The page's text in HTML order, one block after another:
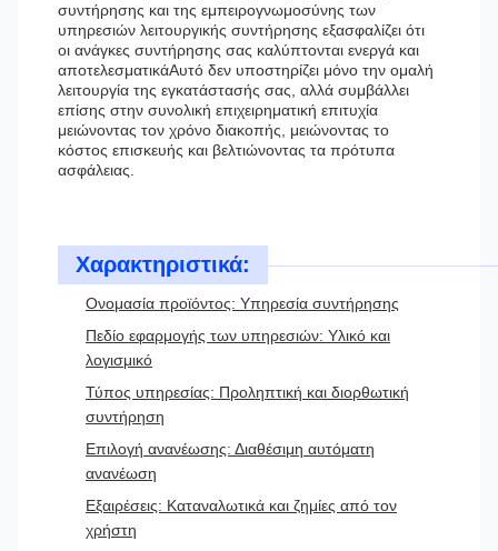
συντήρησης και της εμπειρογνωμοσύνης των
υπηρεσιών λειτουργικής συντήρησης εξασφαλίζει ότι
οι ανάγκες συντήρησης σας καλύπτονται ενεργά και
αποτελεσματικάΑυτό δεν υποστηρίζει μόνο την ομαλή
λειτουργία της εγκατάστασής σας, αλλά συμβάλλει
επίσης στην συνολική επιχειρηματική επιτυχία
μειώνοντας τον χρόνο διακοπής, μειώνοντας το
κόστος επισκευής και βελτιώνοντας τα πρότυπα
ασφάλειας.
Χαρακτηριστικά:
Ονομασία προϊόντος: Υπηρεσία συντήρησης
Πεδίο εφαρμογής των υπηρεσιών: Υλικό και
λογισμικό
Τύπος υπηρεσίας: Προληπτική και διορθωτική
συντήρηση
Επιλογή ανανέωσης: Διαθέσιμη αυτόματη
ανανέωση
Εξαιρέσεις: Καταναλωτικά και ζημίες από τον
χρήστη